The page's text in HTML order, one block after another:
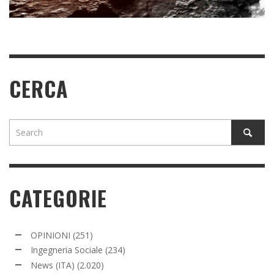
CERCA
CATEGORIE
OPINIONI (251)
Ingegneria Sociale (234)
News (ITA) (2.020)